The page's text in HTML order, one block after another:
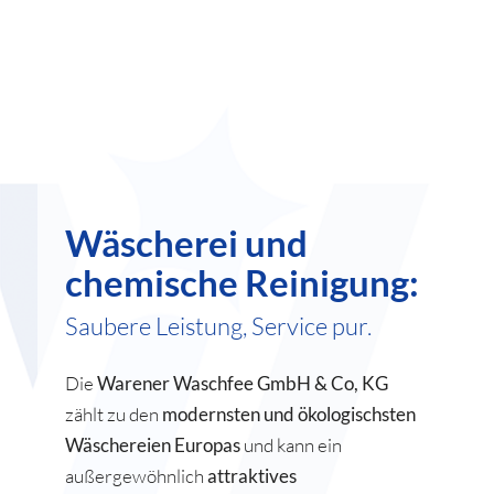
Wäscherei und
chemische Reinigung:
Saubere Leistung, Service pur.
DieWarener Waschfee GmbH & Co, KG
zählt zu den modernsten und ökologischsten
Wäschereien Europasund kann ein
außergewöhnlichattraktives